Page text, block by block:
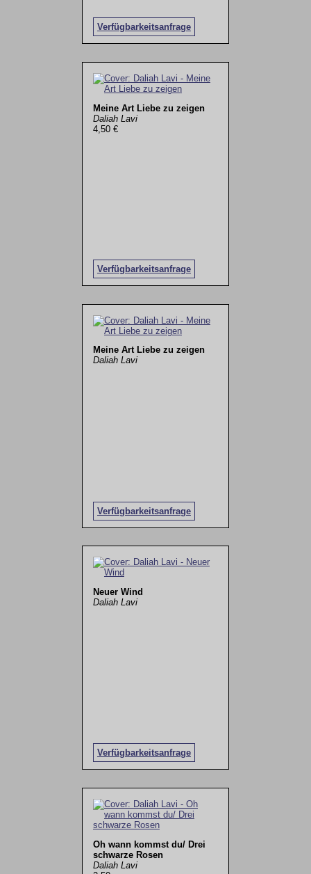
Verfügbarkeitsanfrage
Meine Art Liebe zu zeigen
Daliah Lavi
4,50 €
Verfügbarkeitsanfrage
Meine Art Liebe zu zeigen
Daliah Lavi
Verfügbarkeitsanfrage
Neuer Wind
Daliah Lavi
Verfügbarkeitsanfrage
Oh wann kommst du/ Drei
schwarze Rosen
Daliah Lavi